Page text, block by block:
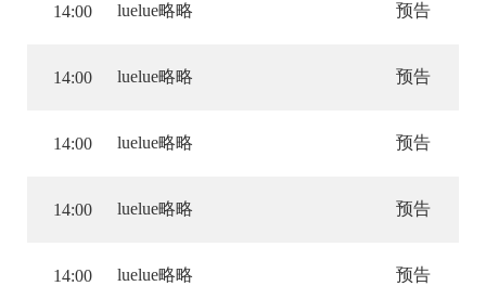
14:00 luelue略略 预告
14:00 luelue略略 预告
14:00 luelue略略 预告
14:00 luelue略略 预告
14:00 luelue略略 预告